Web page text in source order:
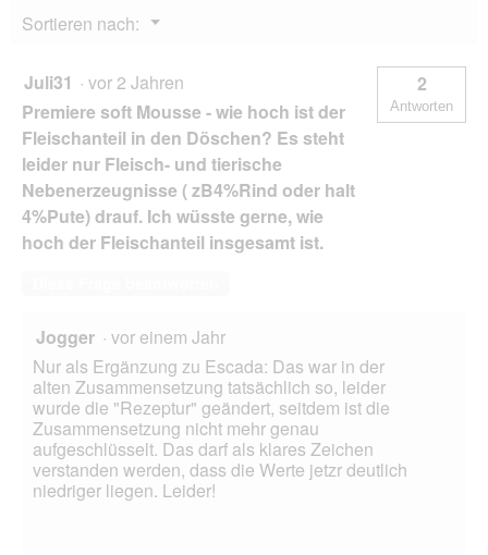
Sortieren nach:
▼
Menü
Juli31 · vor 2 Jahren
Premiere soft Mousse - wie hoch ist der
Fleischanteil in den Döschen? Es steht
leider nur Fleisch- und tierische
Nebenerzeugnisse ( zB4%Rind oder halt
4%Pute) drauf. Ich wüsste gerne, wie
hoch der Fleischanteil insgesamt ist.
2
Antworten
Jogger · vor einem Jahr
Nur als Ergänzung zu Escada: Das war in der
alten Zusammensetzung tatsächlich so, leider
wurde die "Rezeptur" geändert, seitdem ist die
Zusammensetzung nicht mehr genau
aufgeschlüsselt. Das darf als klares Zeichen
verstanden werden, dass die Werte jetzr deutlich
niedriger liegen. Leider!